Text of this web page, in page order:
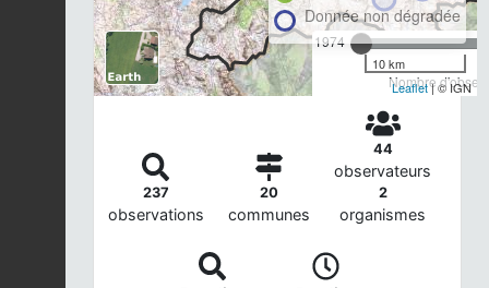
1974
Nombre
Donnée non dégradée
10 km
Leaflet| © IGN
237
observations
20
communes
44
observateurs
2
organismes